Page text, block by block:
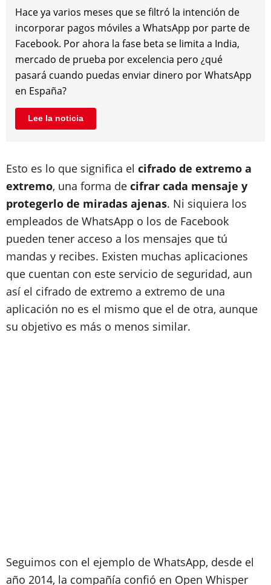
Hace ya varios meses que se filtró la intención de
incorporar pagos móviles a WhatsApp por parte de
Facebook. Por ahora la fase beta se limita a India,
mercado de prueba por excelencia pero ¿qué
pasará cuando puedas enviar dinero por WhatsApp
en España?
Lee la noticia
Esto es lo que significa el cifrado de extremo a
extremo, una forma de cifrar cada mensaje y
protegerlo de miradas ajenas. Ni siquiera los
empleados de WhatsApp o los de Facebook
pueden tener acceso a los mensajes que tú
mandas y recibes. Existen muchas aplicaciones
que cuentan con este servicio de seguridad, aun
así el cifrado de extremo a extremo de una
aplicación no es el mismo que el de otra, aunque
su objetivo es más o menos similar.
Seguimos con el ejemplo de WhatsApp, desde el
año 2014, la compañía confió en Open Whisper